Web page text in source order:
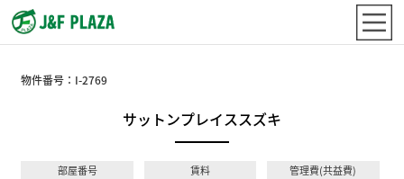
物件番号： I-2769
サットンプレイススズキ
部屋番号 賃料 管理費(共益費)